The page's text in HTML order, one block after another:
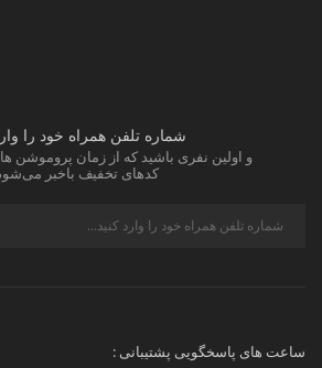
شماره تلفن همراه خود را
و اولین نفری باشید که از زمان پروموشن
کدهای تخفیف باخبر
ساعت های پاسخگویی پشتیبانی :